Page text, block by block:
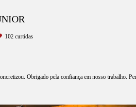
102 curtidas
Obrigado pela confiança em nosso trabalho.